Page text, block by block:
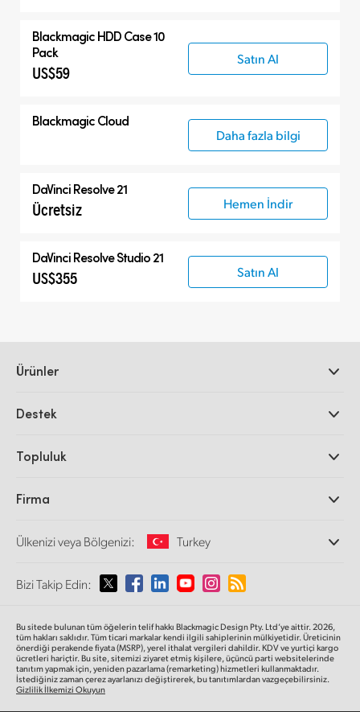
Blackmagic HDD Case 10
Pack
US$59
Satın Al
Blackmagic Cloud
Daha fazla bilgi
DaVinci Resolve 21
Ücretsiz Hemen İndir
DaVinci Resolve Studio 21
US$355 Satın Al
Ürünler
DaVinci Resolve ve Fusion Yazılımı
Ultimatte
Kayıt ve Oynatım
Video Format Çevirici
Ağ Depolama
Yönlendirici ve Dağıtıcılar
Yayın ve kodlama
Destek
Destek Merkezi
Topluluk
Firma
Hakkımızda
Medya
Ülkenizi veya Bölgenizi: Turkey
Lütfen Ülkenizi veya Bölgenizi Seçiniz
Australia
Austria
Bizi Takip Edin:
Bu sitede bulunan tüm öğelerin telif hakkı Blackmagic Design Pty. Ltd’ye aittir. 2026,
tüm hakları saklıdır.Tüm ticari markalar kendi ilgili sahiplerinin mülkiyetidir. Üreticinin
önerdiği perakende fiyata (MSRP), yerel ithalat vergileri dahildir. KDV ve yurtiçi kargo
ücretleri hariçtir. Bu site, sitemizi ziyaret etmiş kişilere, üçüncü parti websitelerinde
tanıtım yapmak için, yeniden pazarlama (remarketing) hizmetleri kullanmaktadır.
İstediğiniz zaman çerez ayarlanızı değiştirerek, bu tanıtımlardan vazgeçebilirsiniz.
Gizlilik İlkemizi Okuyun